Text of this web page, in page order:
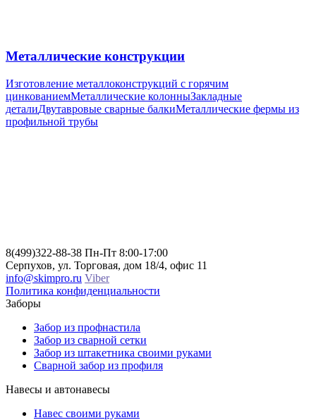
Металлические конструкции
Изготовление металлоконструкций с горячим
цинкованиемМеталлические колонныЗакладные
деталиДвутавровые сварные балкиМеталлические фермы из
профильной трубы
8(499)322-88-38 Пн-Пт 8:00-17:00
Серпухов, ул. Торговая, дом 18/4, офис 11
info@skimpro.ru Viber
Политика конфиденциальности
Заборы
Забор из профнастила
Забор из сварной сетки
Забор из штакетника своими руками
Сварной забор из профиля
Навесы и автонавесы
Навес своими руками